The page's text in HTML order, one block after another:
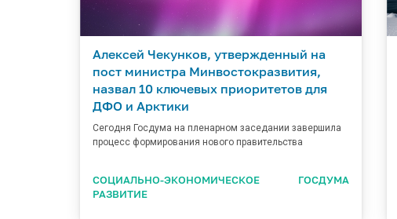
Алексей Чекунков, утвержденный на
пост министра Минвостокразвития,
назвал 10 ключевых приоритетов для
ДФО и Арктики
Сегодня Госдума на пленарном заседании завершила
процесс формирования нового правительства
СОЦИАЛЬНО-ЭКОНОМИЧЕСКОЕ
РАЗВИТИЕ
ГОСДУМА